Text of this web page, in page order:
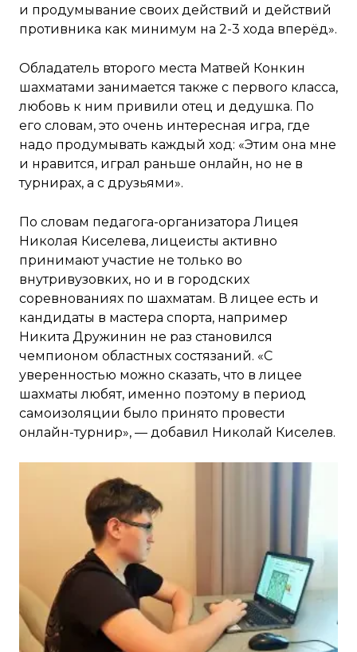
и продумывание своих действий и действий
противника как минимум на 2-3 хода вперёд».
Обладатель второго места Матвей Конкин
шахматами занимается также с первого класса,
любовь к ним привили отец и дедушка. По
его словам, это очень интересная игра, где
надо продумывать каждый ход: «Этим она мне
и нравится, играл раньше онлайн, но не в
турнирах, а с друзьями».
По словам педагога-организатора Лицея
Николая Киселева, лицеисты активно
принимают участие не только во
внутривузовких, но и в городских
соревнованиях по шахматам. В лицее есть и
кандидаты в мастера спорта, например
Никита Дружинин не раз становился
чемпионом областных состязаний. «С
уверенностью можно сказать, что в лицее
шахматы любят, именно поэтому в период
самоизоляции было принято провести
онлайн-турнир», — добавил Николай Киселев.